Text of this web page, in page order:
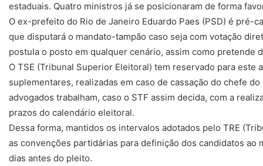
estaduais. Quatro ministros já se posicionaram de forma
O ex-prefeito do Rio de Janeiro Eduardo Paes (PSD) é pré-
que disputará o mandato-tampão caso seja com votação
postula o posto em qualquer cenário, assim como pretende
O TSE (Tribunal Superior Eleitoral) tem reservado para este
suplementares, realizadas em caso de cassação do chefe
advogados trabalham, caso o STF assim decida, com a
prazos do calendário eleitoral.
Dessa forma, mantidos os intervalos adotados pelo TRE
as convenções partidárias para definição dos candidatos ao
dias antes do pleito.